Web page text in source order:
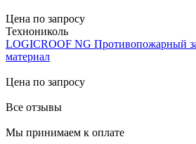
Цена по запросу
Технониколь
LOGICROOF NG Противопожарный
материал
Цена по запросу
Все отзывы
Мы принимаем к оплате